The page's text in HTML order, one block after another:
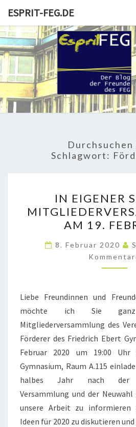
content
ESPRIT-FEG.DE
Der
Durchsuchen
Schlagwort:
AM
19.
IN EIGENER
AM 19.
8. Februar 2020
Liebe Freundinnen und
möchte ich Sie
Mitgliederversammlung des
Förderer des Friedrich Ebert
Februar 2020 um 19:00
Gymnasium, Raum A.115
halbes Jahr nach der
Versammlung und der
unsere Arbeit zu informieren
Ideen für 2020 zu diskutieren